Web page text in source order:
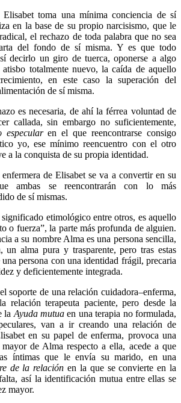
Elisabet toma una mínima conciencia de sí
en la base de su propio narcisismo, que le
el rechazo de toda palabra que no sea
del fondo de sí misma. Y es que todo
decirlo un giro de tuerca, oponerse a algo
totalmente nuevo, la caída de aquello
en este caso la superación del
de sí misma.
es necesaria, de ahí la férrea voluntad de
callada, sin embargo no suficientemente,
especularen el que reencontrarse consigo
yo, ese mínimo reencuentro con el otro
a la conquista de su propia identidad.
de Elisabet se va a convertir en su
ambas se reencontrarán con lo más
de sí mismas.
etimológico entre otros, es aquello
o fuerza”, la parte más profunda de alguien.
a su nombre Alma es una persona sencilla,
un alma pura y trasparente, pero tras estas
una persona con una identidad frágil, precaria
y deficientemente integrada.
soporte de una relación cuidadora–enferma,
relación terapeuta paciente, pero desde la
la Ayuda mutua en una terapia no formulada,
van a ir creando una relación de
en su papel de enferma, provoca una
de Alma respecto a ella, acede a que
íntimas que le envía su marido, en una
de la relación en la que se convierte en la
así la identificación mutua entre ellas se
mayor.